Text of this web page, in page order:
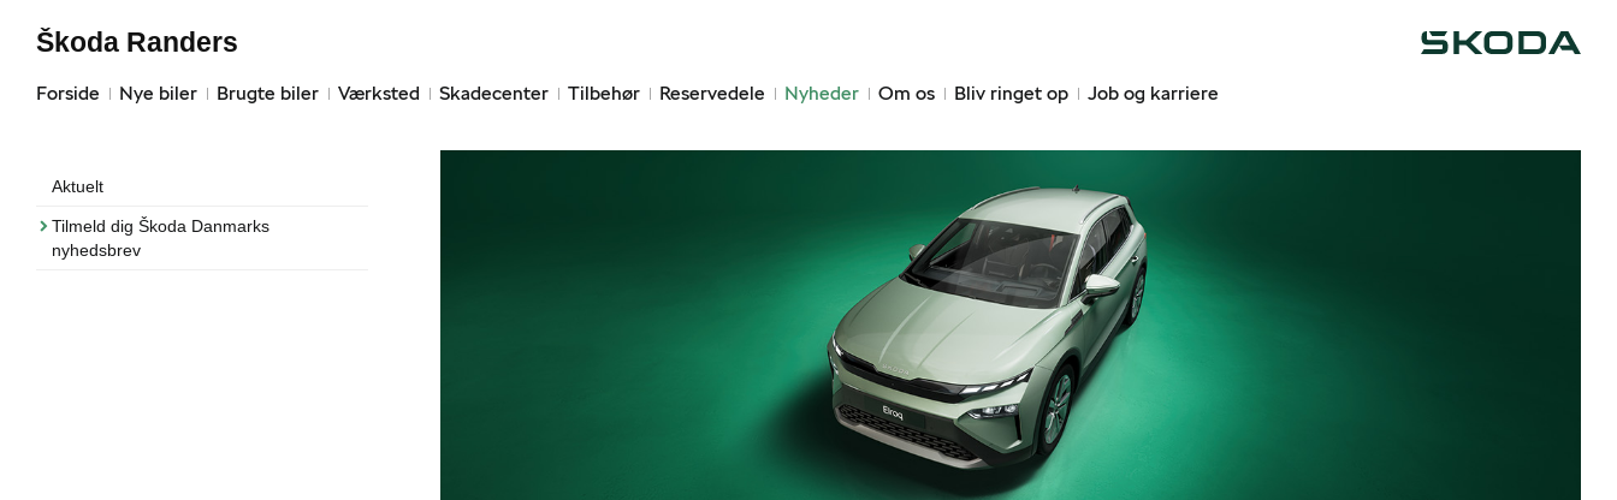
Forside Nye biler Brugte biler Værksted Skadecenter Tilbehør Reservedele Nyheder Om os Bliv ringet op Job og karriere
Škoda Randers
Aktuelt
Tilmeld dig Škoda Danmarks
nyhedsbrev